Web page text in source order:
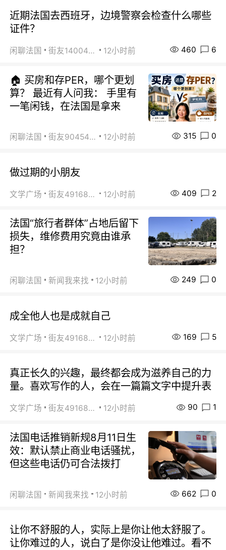
近期法国去西班牙，边境警察会检查什么哪些
证件？
闲聊法国 街友14004820 12小时前 460 6
🏠 买房和存PER，哪个更划
算？ 最近有人问我： 手里有
一笔闲钱，在法国是拿来
闲聊法国 街友90454511 12小时前 315 0
做过期的小朋友
文学广场 街友49168527 12小时前 409 2
法国“旅行者群体”占地后留下
损失，维修费用究竟由谁承
担？
闲聊法国 新闻我来找 12小时前 249 0
成全他人也是成就自己
文学广场 街友49168527 12小时前 169 5
真正长久的兴趣，最终都会成为滋养自己的力
量。喜欢写作的人，会在一篇篇文字中提升表
文学广场 街友49168527 12小时前 90 1
法国电话推销新规8月11日生
效：默认禁止商业电话骚扰，
但这些电话仍可合法拨打
闲聊法国 新闻我来找 12小时前 662 0
让你不舒服的人，实际上是你让他太舒服了。
让你难过的人，说白了是你没让他难过。看不